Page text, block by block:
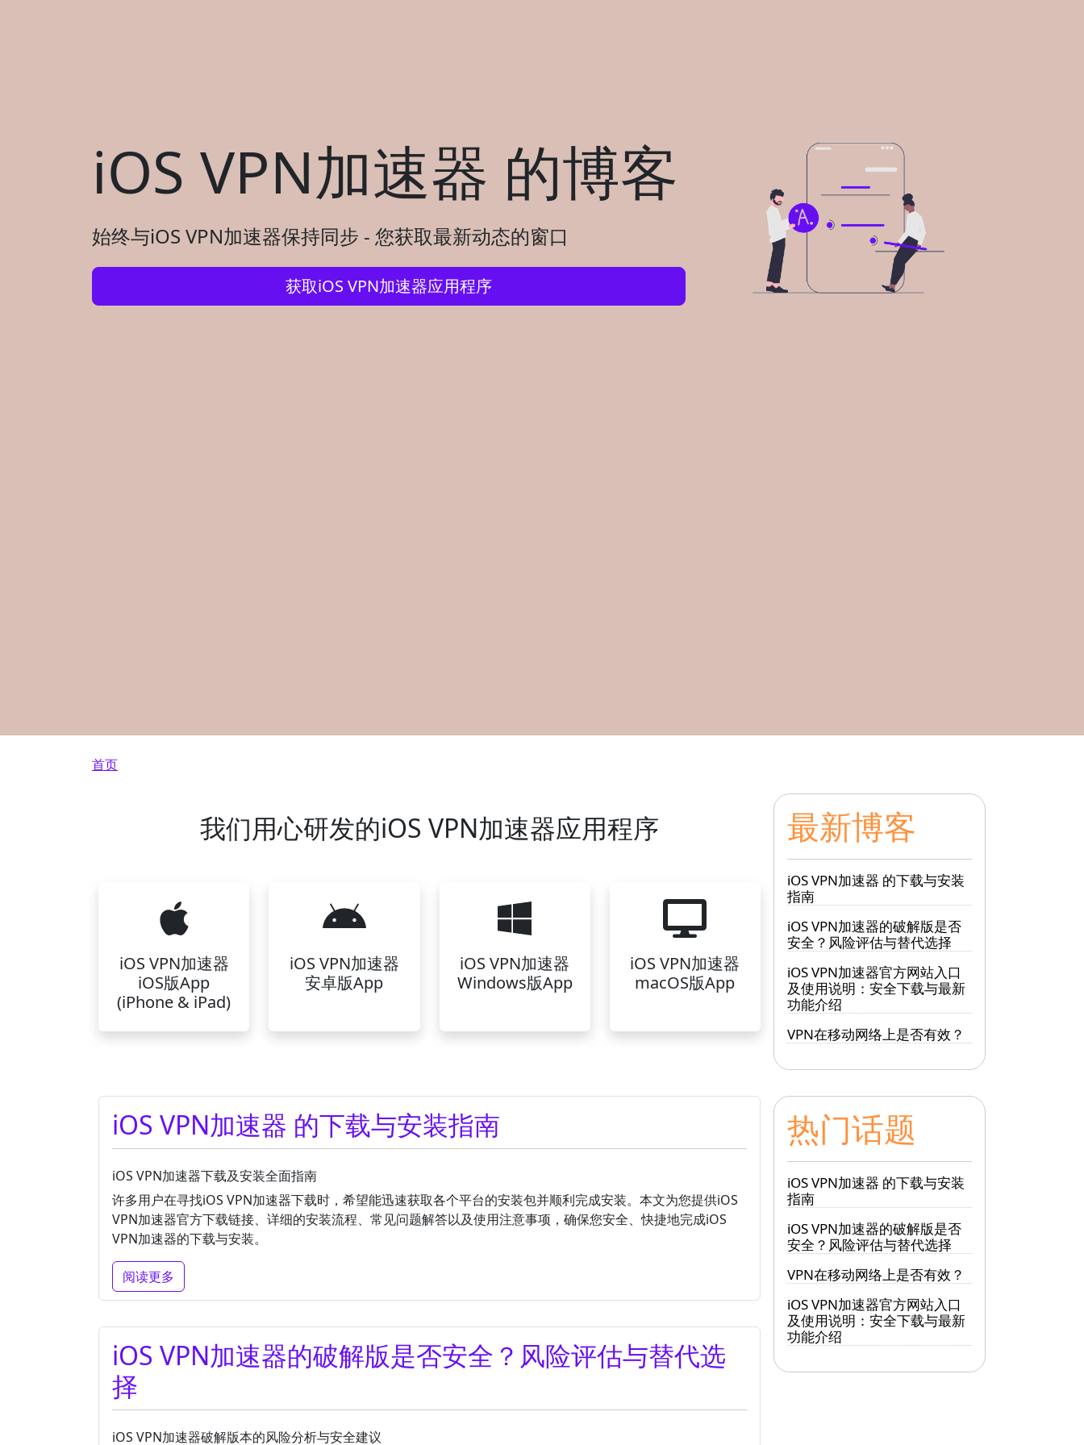
iOS VPN加速器 的博客
始终与iOS VPN加速器保持同步 - 您获取最新动态的窗口
获取iOS VPN加速器应用程序
面包屑
首页
我们用心研发的iOS VPN加速器应用程序
iOS VPN加速器
iOS版App
(iPhone & iPad)
iOS VPN加速器
安卓版App
iOS VPN加速器
Windows版App
iOS VPN加速器
macOS版App
iOS VPN加速器 的下载与安装指南
iOS VPN加速器下载及安装全面指南
许多用户在寻找iOS VPN加速器下载时，希望能迅速获取各个平台的安装包并顺利完成安装。本文为您提供iOS
VPN加速器官方下载链接、详细的安装流程、常见问题解答以及使用注意事项，确保您安全、快捷地完成iOS
VPN加速器的下载与安装。
阅读更多
iOS VPN加速器的破解版是否安全？风险评估与替代选
择
iOS VPN加速器破解版本的风险分析与安全建议
最新博客
iOS VPN加速器 的下载与安装
指南
iOS VPN加速器的破解版是否
安全？风险评估与替代选择
iOS VPN加速器官方网站入口
及使用说明：安全下载与最新
功能介绍
VPN在移动网络上是否有效？
热门话题
iOS VPN加速器 的下载与安装
指南
iOS VPN加速器的破解版是否
安全？风险评估与替代选择
VPN在移动网络上是否有效？
iOS VPN加速器官方网站入口
及使用说明：安全下载与最新
功能介绍